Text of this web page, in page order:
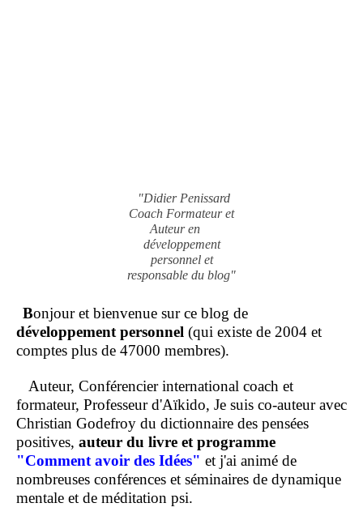
"Didier Penissard
Coach Formateur et
Auteur en
développement
personnel et
responsable du blog"
Bonjour et bienvenue sur ce blog de
développement personnel (qui existe de 2004 et
comptes plus de 47000 membres).
Auteur, Conférencier international coach et
formateur, Professeur d'Aïkido, Je suis co-auteur avec
Christian Godefroy du dictionnaire des pensées
positives, auteur du livre et programme
"Comment avoir des Idées" et j'ai animé de
nombreuses conférences et séminaires de dynamique
mentale et de méditation psi.